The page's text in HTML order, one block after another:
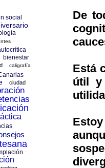
De
Está
útil y
social
bienestar
caligrafía
ciudad